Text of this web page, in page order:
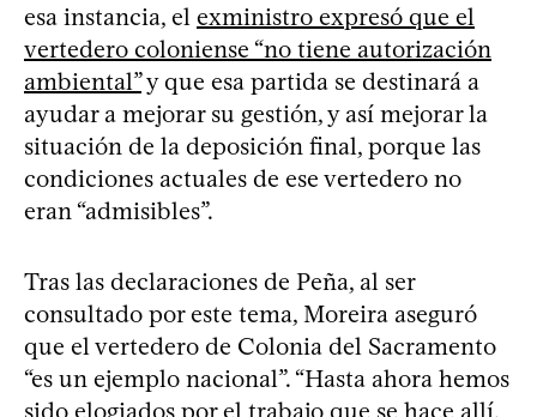
esa instancia, el exministro expresó que el
vertedero coloniense “no tiene autorización
ambiental”y que esa partida se destinará a
ayudar a mejorar su gestión, y así mejorar la
situación de la deposición final, porque las
condiciones actuales de ese vertedero no
eran “admisibles”.
Tras las declaraciones de Peña, al ser
consultado por este tema, Moreira aseguró
que el vertedero de Colonia del Sacramento
“es un ejemplo nacional”. “Hasta ahora hemos
sido elogiados por el trabajo que se hace allí,